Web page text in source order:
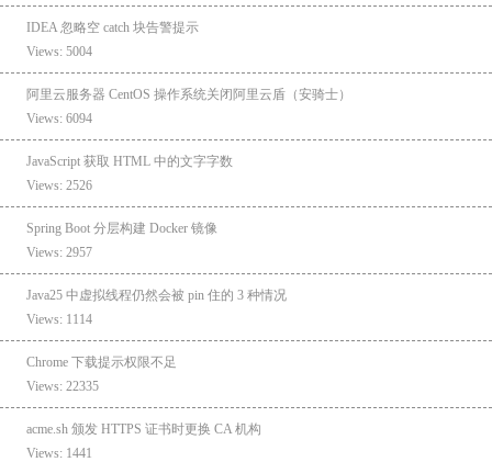
IDEA 忽略空 catch 块告警提示
Views: 5004
阿里云服务器 CentOS 操作系统关闭阿里云盾（安骑士）
Views: 6094
JavaScript 获取 HTML 中的文字字数
Views: 2526
Spring Boot 分层构建 Docker 镜像
Views: 2957
Java25 中虚拟线程仍然会被 pin 住的 3 种情况
Views: 1114
Chrome 下载提示权限不足
Views: 22335
acme.sh 颁发 HTTPS 证书时更换 CA 机构
Views: 1441